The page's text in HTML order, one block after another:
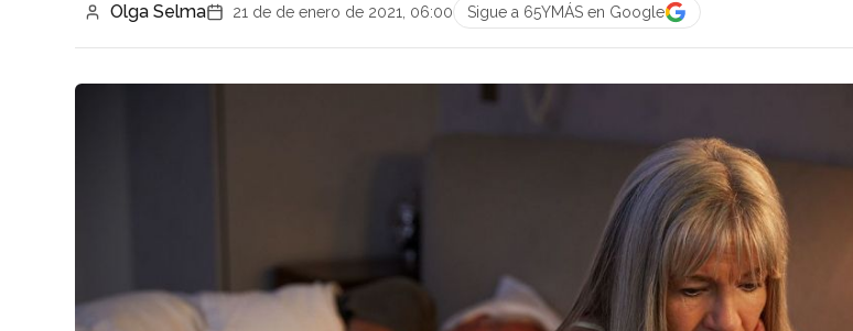
Olga Selma 21 de de enero de 2021, 06:00 Sigue a 65YMÁS en Google